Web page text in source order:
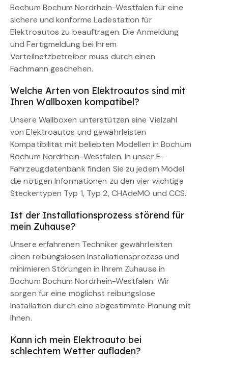
Bochum Bochum Nordrhein-Westfalen für eine
sichere und konforme Ladestation für
Elektroautos zu beauftragen. Die Anmeldung
und Fertigmeldung bei Ihrem
Verteilnetzbetreiber muss durch einen
Fachmann geschehen.
Welche Arten von Elektroautos sind mit
Ihren Wallboxen kompatibel?
Unsere Wallboxen unterstützen eine Vielzahl
von Elektroautos und gewährleisten
Kompatibilität mit beliebten Modellen in Bochum
Bochum Nordrhein-Westfalen. In unser E-
Fahrzeugdatenbank finden Sie zu jedem Model
die nötigen Informationen zu den vier wichtige
Steckertypen Typ 1, Typ 2, CHAdeMO und CCS.
Ist der Installationsprozess störend für
mein Zuhause?
Unsere erfahrenen Techniker gewährleisten
einen reibungslosen Installationsprozess und
minimieren Störungen in Ihrem Zuhause in
Bochum Bochum Nordrhein-Westfalen. Wir
sorgen für eine möglichst reibungslose
Installation durch eine abgestimmte Planung mit
Ihnen.
Kann ich mein Elektroauto bei
schlechtem Wetter aufladen?